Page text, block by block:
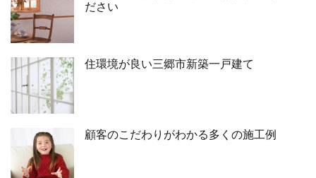
ださい
住環境が良い三郷市新築一戸建て
顧客のこだわりがわかる多くの施工例